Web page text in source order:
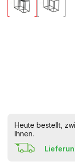
Heute bestellt,
Ihnen.